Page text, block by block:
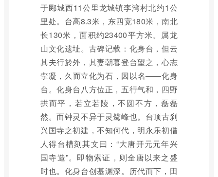
于郾城西11公里龙城镇李湾村北约1公
里处。台高8.3米，东四宽180米，南北
长130米，面积约23400平方米。属龙
山文化遗址。古碑记载：化身台，但云
其夫行於外，其妻朝暮登台望之，心志
挛凝，久而立化为石，因以名——化身
台。化身台八方位正，五行气和，四野
拱而平，若立若陵，不圆不方，磊磊
然。而钟灵不异于灵鹫峰也。台顶古刹
兴国寺之初建，不知何代，明永乐初僧
人得台槽刻其文曰：“大唐开元元年兴
国寺造”。即物索证，则全唐以来之盛
时也。化身台创基渊深。历代而下，田